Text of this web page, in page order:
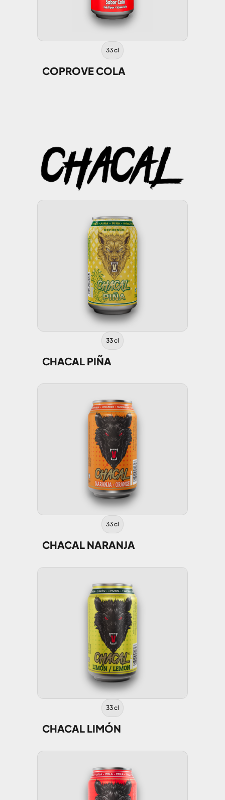
33 cl
COPROVE COLA
33 cl
CHACAL PIÑA
33 cl
CHACAL NARANJA
33 cl
CHACAL LIMÓN